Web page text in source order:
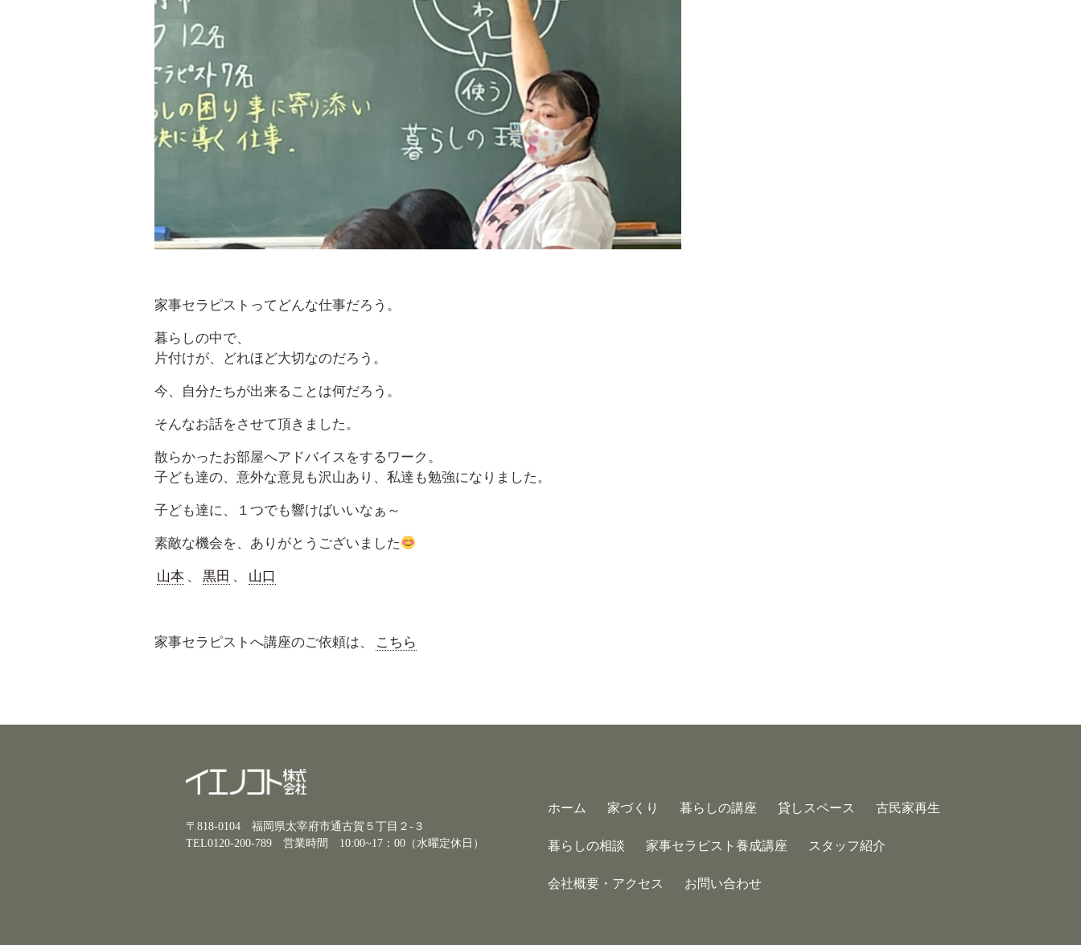
家事セラピストってどんな仕事だろう。
暮らしの中で、
片付けが、どれほど大切なのだろう。
今、自分たちが出来ることは何だろう。
そんなお話をさせて頂きました。
散らかったお部屋へアドバイスをするワーク。
子ども達の、意外な意見も沢山あり、私達も勉強になりました。
子ども達に、１つでも響けばいいなぁ～
素敵な機会を、ありがとうございました
山本 、 黒田 、 山口
家事セラピストへ講座のご依頼は、 こちら
ホーム 家づくり 暮らしの講座 貸しスペース 古民家再生
暮らしの相談 家事セラピスト養成講座 スタッフ紹介
会社概要・アクセス お問い合わせ
〒818-0104 福岡県太宰府市通古賀５丁目２-３
TEL0120-200-789 営業時間 10:00~17：00（水曜定休日）